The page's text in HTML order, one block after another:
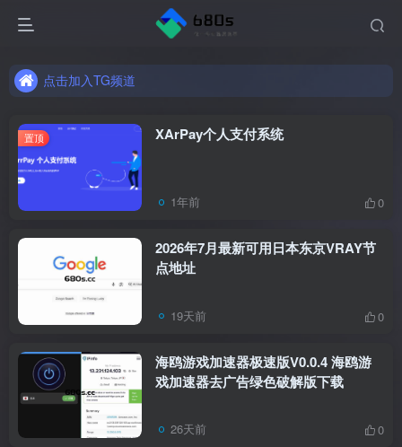
点击加入TG频道
置顶 XArPay个人支付系统
1年前 0
2026年7月最新可用日本东京VRAY节
点地址
19天前 0
海鸥游戏加速器极速版V0.0.4 海鸥游
戏加速器去广告绿色破解版下载
26天前 0